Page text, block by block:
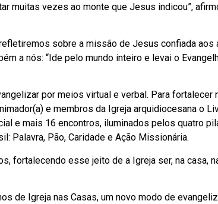
muitas vezes ao monte que Jesus indicou”,
sobre a missão de Jesus confiada aos
a nós: “Ide pelo mundo inteiro e levai o
por meios virtual e verbal. Para fortalecer
e membros da Igreja arquidiocesana o
e mais 16 encontros, iluminados pelos quatro
Palavra, Pão, Caridade e Ação Missionária.
fortalecendo esse jeito de a Igreja ser, na casa,
de Igreja nas Casas, um novo modo de